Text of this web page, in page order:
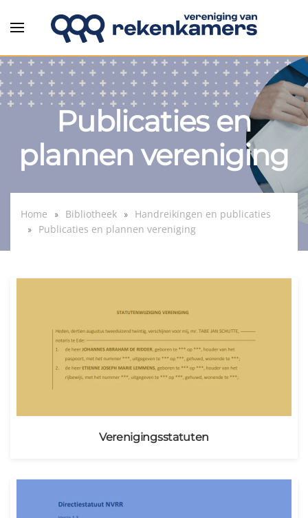
Overslaan en naar de inhoud gaan
Publicaties en
plannen vereniging
Home Bibliotheek
Handreikingen en publicaties
Publicaties en plannen vereniging
Verenigingsstatuten